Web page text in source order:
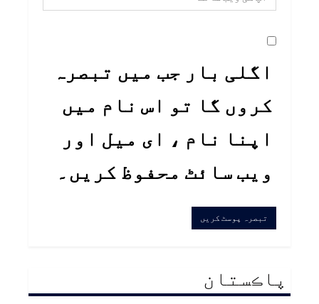
اگلی بار جب میں تبصرہ
کروں گا تو اس نام میں
اپنا نام ، ای میل اور
ویب سائٹ محفوظ کریں۔
پاڪستان